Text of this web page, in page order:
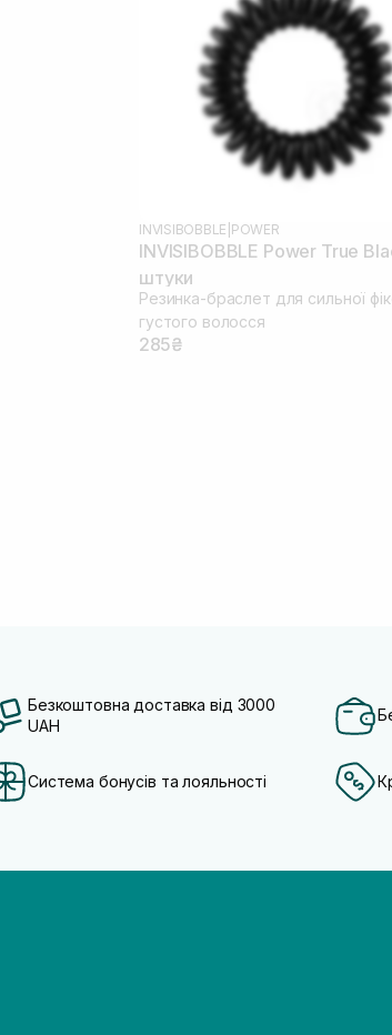
INVISIBOBBLE POWER
INVISIBOBBLE Power True
штуки
Резинка-браслет для сильної
густого волосся
285₴
Безкоштовна доставка від 3000
UAH
Система бонусів та лояльності